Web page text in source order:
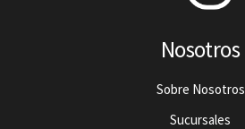
Nosotros
Sobre Nosotros
Sucursales